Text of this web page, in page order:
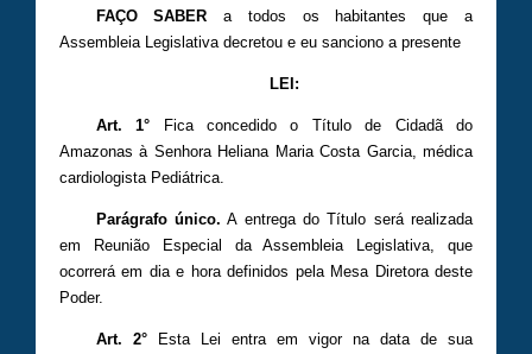
FAÇO SABER a todos os habitantes que a
Assembleia Legislativa decretou e eu sanciono a presente
LEI:
Art. 1°
Fica concedido o Título de Cidadã do
Amazonas à Senhora Heliana Maria Costa Garcia, médica
cardiologista Pediátrica.
Parágrafo único. A entrega do Título será realizada
em Reunião Especial da Assembleia Legislativa, que
ocorrerá em dia e hora definidos pela Mesa Diretora deste
Poder.
Art. 2°
Esta Lei entra em vigor na data de sua